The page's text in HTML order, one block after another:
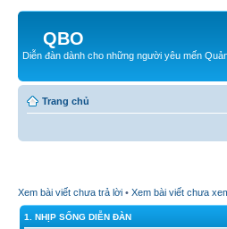
QBO
Diễn đàn dành cho những người yêu mến
Trang chủ
Xem bài viết chưa trả lời • Xem bài viết chưa
1. NHỊP SỐNG DIỄN ĐÀN